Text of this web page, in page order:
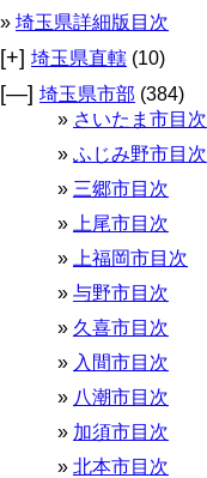
埼玉県詳細版目次
[+] 埼玉県直轄 (10)
[—] 埼玉県市部 (384)
さいたま市目次
ふじみ野市目次
三郷市目次
上尾市目次
上福岡市目次
与野市目次
久喜市目次
入間市目次
八潮市目次
加須市目次
北本市目次